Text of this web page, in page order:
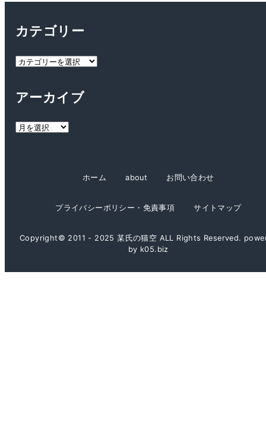
カテゴリー
カ
リ
アーカイブ
ア
ホーム about お問い合わせ
プライバシーポリシー・免責事項 サイトマップ
Copyright© 2011 - 2025 某氏の猫空 ALL Rights Reserved.
by k05.biz